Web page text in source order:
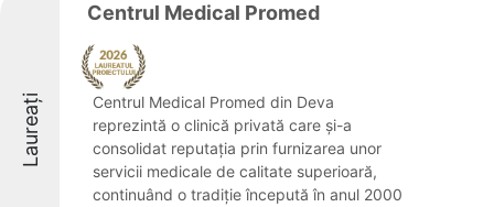
Laureați
Centrul Medical Promed
Centrul Medical Promed din Deva
reprezintă o clinică privată care și-a
consolidat reputația prin furnizarea unor
servicii medicale de calitate superioară,
continuând o tradiție începută în anul 2000